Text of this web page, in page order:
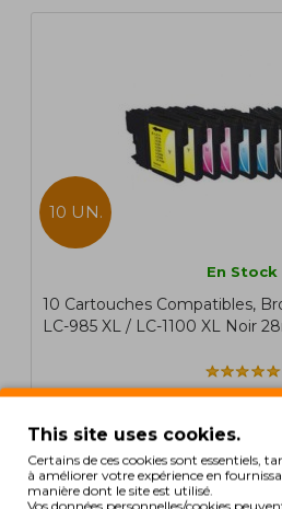
10 UN.
En Stock
10 Cartouches Compatibles,
LC-985 XL / LC-1100 XL Noir
15,04€
Hors Taxes: 12,23€
This site uses cookies.
Certains de ces cookies sont essentiels,
à améliorer votre expérience en
manière dont le site est utilisé.
Vos données personnelles/cookies